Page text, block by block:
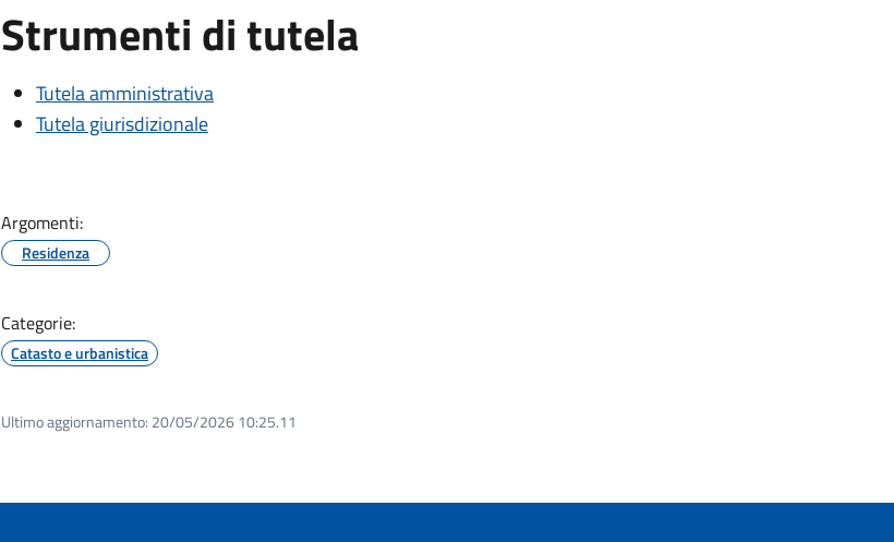
Strumenti di tutela
Tutela amministrativa
Tutela giurisdizionale
Argomenti:
Residenza
Categorie:
Catasto e urbanistica
Ultimo aggiornamento: 20/05/2026 10:25.11